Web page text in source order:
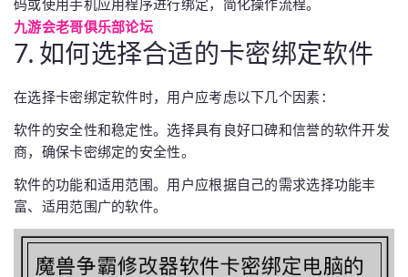
码或使用手机应用程序进行绑定，简化操作流程。
九游会老哥俱乐部论坛
7. 如何选择合适的卡密绑定软件
在选择卡密绑定软件时，用户应考虑以下几个因素：
软件的安全性和稳定性。选择具有良好口碑和信誉的软件开发
商，确保卡密绑定的安全性。
软件的功能和适用范围。用户应根据自己的需求选择功能丰
富、适用范围广的软件。